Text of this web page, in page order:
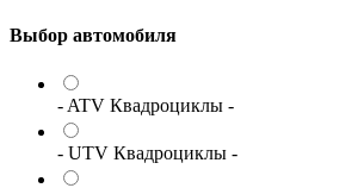
Выбор автомобиля
- ATV Квадроциклы -
- UTV Квадроциклы -